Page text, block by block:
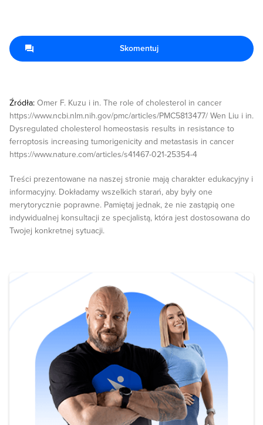
Źródła: Omer F. Kuzu i in. The role of cholesterol in cancer
https://www.ncbi.nlm.nih.gov/pmc/articles/PMC5813477/ Wen Liu i in.
Dysregulated cholesterol homeostasis results in resistance to
ferroptosis increasing tumorigenicity and metastasis in cancer
https://www.nature.com/articles/s41467-021-25354-4
Treści prezentowane na naszej stronie mają charakter edukacyjny i
informacyjny. Dokładamy wszelkich starań, aby były one
merytorycznie poprawne. Pamiętaj jednak, że nie zastąpią one
indywidualnej konsultacji ze specjalistą, która jest dostosowana do
Twojej konkretnej sytuacji.
Skomentuj